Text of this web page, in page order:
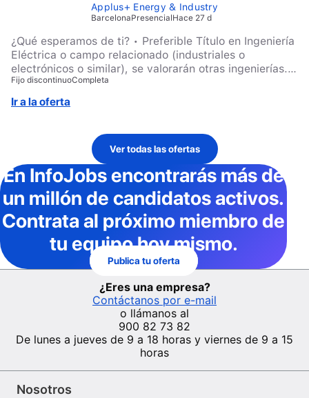
Applus+ Energy & Industry
BarcelonaPresencialHace 27 d
¿Qué esperamos de ti? • Preferible Título en Ingeniería
Eléctrica o campo relacionado (industriales o
electrónicos o similar), se valorarán otras ingenierías. •
Disponibilidad para trabajos de lunes a domingos
(turnos) con los descansos establecidos en el
convenio. • IMPRESCINDIBLE nivel alto de catalán.
organización y comunicación efectiva. • Valorable
tener conocimiento de estándares de calidad y
seguridad en proyectos eléctricos.
Fijo discontinuoCompleta
Ir a la oferta
Ver todas las ofertas
En InfoJobsencontrarás más de
un millón de candidatos activos.
Contrata al próximo miembro de
tu equipo hoy mismo.
Publica tu oferta
¿Eres una empresa?
Contáctanos por e-mail
o llámanos al
900 82 73 82
De lunes a jueves de 9 a 18 horas y viernes de 9 a 15
horas
Nosotros